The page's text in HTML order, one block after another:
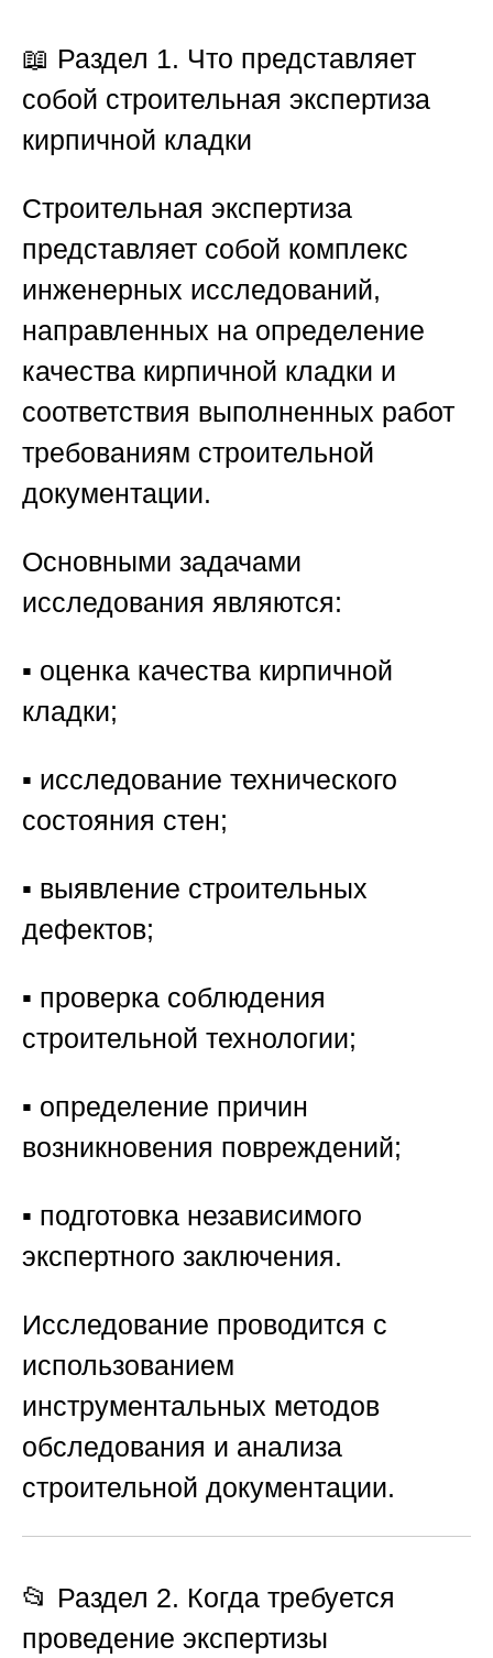
📖 Раздел 1. Что представляет
собой строительная экспертиза
кирпичной кладки
Строительная экспертиза
представляет собой комплекс
инженерных исследований,
направленных на определение
качества кирпичной кладки и
соответствия выполненных работ
требованиям строительной
документации.
Основными задачами
исследования являются:
▪️ оценка качества кирпичной
кладки;
▪️ исследование технического
состояния стен;
▪️ выявление строительных
дефектов;
▪️ проверка соблюдения
строительной технологии;
▪️ определение причин
возникновения повреждений;
▪️ подготовка независимого
экспертного заключения.
Исследование проводится с
использованием
инструментальных методов
обследования и анализа
строительной документации.
📂 Раздел 2. Когда требуется
проведение экспертизы